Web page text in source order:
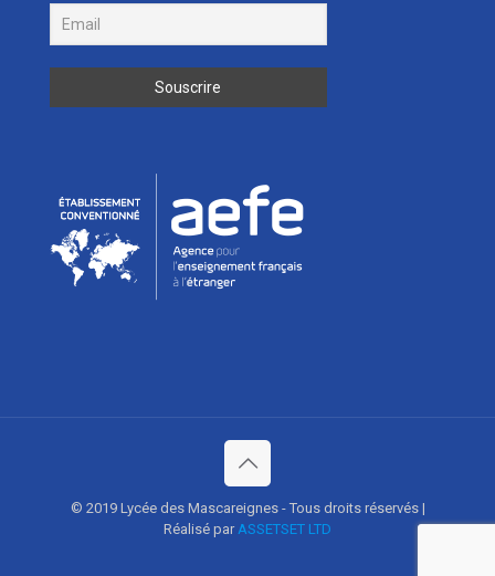
© 2019 Lycée des Mascareignes - Tous droits réservés |
Réalisé parASSETSET LTD